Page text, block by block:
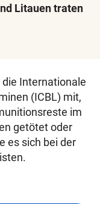
Litauen traten
Internationale
(ICBL) mit,
im
getötet oder
es sich bei der